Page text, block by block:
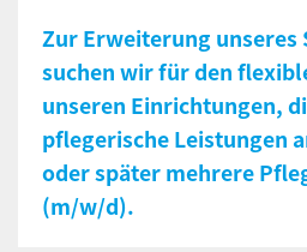
Zur Erweiterung unseres
suchen wir für den
unseren Einrichtungen,
pflegerische Leistungen
oder später mehrere
(m/w/d).